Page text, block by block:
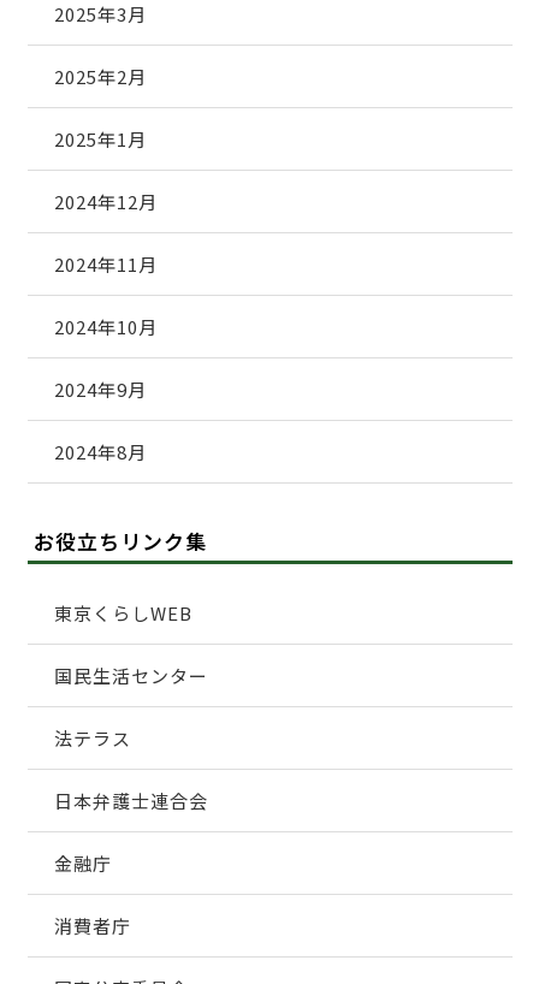
2025年3月
2025年2月
2025年1月
2024年12月
2024年11月
2024年10月
2024年9月
2024年8月
お役立ちリンク集
東京くらしWEB
国民生活センター
法テラス
日本弁護士連合会
金融庁
消費者庁